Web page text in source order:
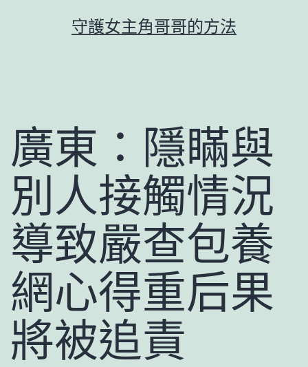
守護女主角哥哥的方法
廣東：隱瞞與
別人接觸情況
導致嚴查包養
網心得重后果
將被追責